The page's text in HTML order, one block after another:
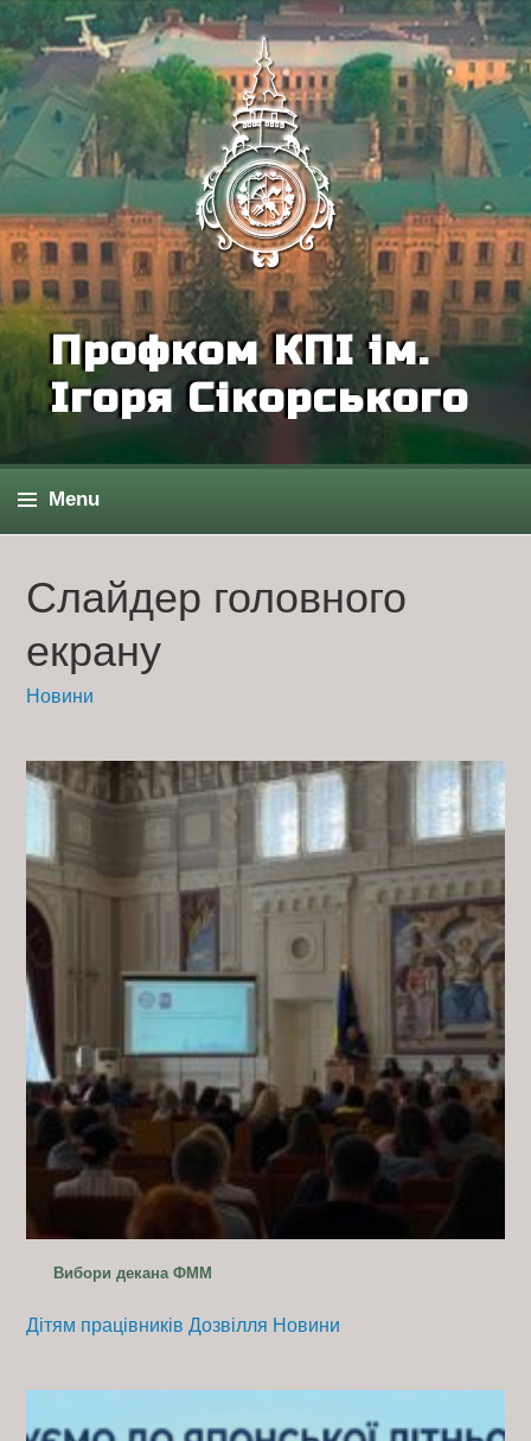
Профком КПІ ім.
Ігоря Сікорського
Menu
content
Слайдер головного
екрану
Новини
Вибори декана ФММ
Дітям працівників Дозвілля Новини